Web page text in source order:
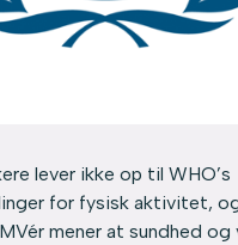
lever ikke op til WHO’s
for fysisk aktivitet,
mener at sundhed